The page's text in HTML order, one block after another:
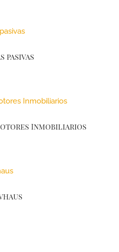
pasivas
Inmobiliarios